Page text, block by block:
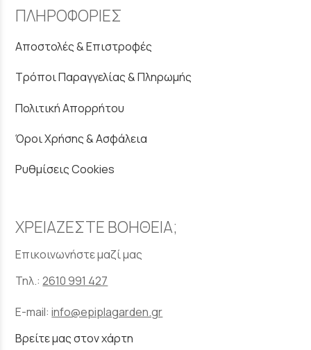
ΠΛΗΡΟΦΟΡΙΕΣ
Αποστολές & Επιστροφές
Τρόποι Παραγγελίας & Πληρωμής
Πολιτική Απορρήτου
Όροι Χρήσης & Ασφάλεια
Ρυθμίσεις Cookies
ΧΡΕΙΑΖΕΣΤΕ ΒΟΗΘΕΙΑ;
Επικοινωνήστε μαζί μας
Τηλ.:2610 991 427
E-mail:info@epiplagarden.gr
Βρείτε μας στον χάρτη